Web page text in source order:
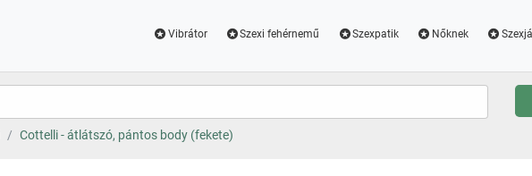
Vibrátor Szexi fehérnemű Szexpatik Nőknek
Cottelli - átlátszó, pántos body (fekete)